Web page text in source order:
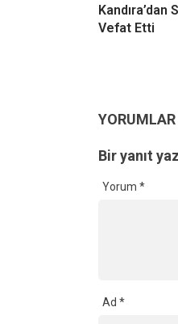
Vefat Etti
YORUMLAR
Bir yanıt
Yorum *
Ad *